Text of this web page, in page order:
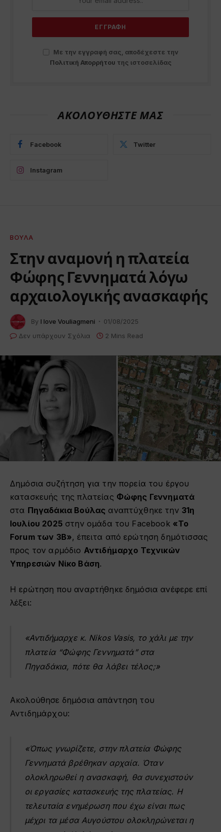
Με την εγγραφή σας, αποδέχεστε την
Πολιτική Απορρήτου της ιστοσελίδας
ΑΚΟΛΟΥΘΗΣΤΕ ΜΑΣ
Facebook Twitter
Instagram
ΒΟΎΛΑ
Στην αναμονή η πλατεία
Φώφης Γεννηματά λόγω
αρχαιολογικής ανασκαφής
By I love Vouliagmeni
01/08/2025
Δεν υπάρχουν Σχόλια
2 Mins Read
Δημόσια συζήτηση για την πορεία του έργου
κατασκευής της πλατείας Φώφης Γεννηματά
στα Πηγαδάκια Βούλας αναπτύχθηκε την 31η
Ιουλίου 2025στην ομάδα του Facebook «Το
Forum των 3Β», έπειτα από ερώτηση δημότισσας
προς τον αρμόδιο Αντιδήμαρχο Τεχνικών
Υπηρεσιών Νίκο Βάση.
Η ερώτηση που αναρτήθηκε δημόσια ανέφερε επί
λέξει:
«Αντιδήμαρχε κ. Nikos Vasis, το χάλι με την
πλατεία “Φώφης Γεννηματά” στα
Πηγαδάκια, πότε θα λάβει τέλος;»
Ακολούθησε δημόσια απάντηση του
Αντιδημάρχου:
«Όπως γνωρίζετε, στην πλατεία Φώφης
Γεννηματά βρέθηκαν αρχαία. Όταν
ολοκληρωθεί η ανασκαφή, θα συνεχιστούν
οι εργασίες κατασκευής της πλατείας. Η
τελευταία ενημέρωση που έχω είναι πως
μέχρι τα μέσα Αυγούστου ολοκληρώνεται η